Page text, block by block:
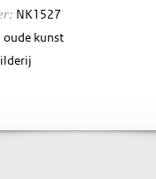
NK1527
oude kunst